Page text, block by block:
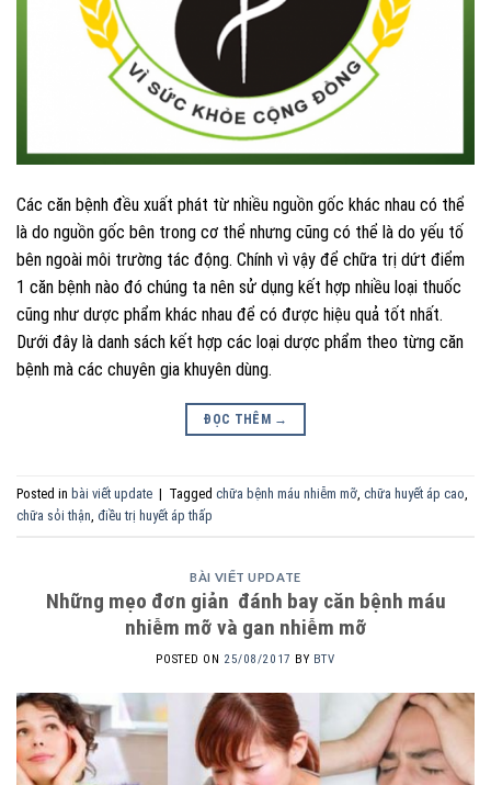
Các căn bệnh đều xuất phát từ nhiều nguồn gốc khác nhau có thể
là do nguồn gốc bên trong cơ thể nhưng cũng có thể là do yếu tố
bên ngoài môi trường tác động. Chính vì vậy để chữa trị dứt điểm
1 căn bệnh nào đó chúng ta nên sử dụng kết hợp nhiều loại thuốc
cũng như dược phẩm khác nhau để có được hiệu quả tốt nhất.
Dưới đây là danh sách kết hợp các loại dược phẩm theo từng căn
bệnh mà các chuyên gia khuyên dùng.
ĐỌC THÊM →
Posted in bài viết update | Tagged chữa bệnh máu nhiễm mỡ chữa huyết áp cao
chữa sỏi thận điều trị huyết áp thấp
BÀI VIẾT UPDATE
Những mẹo đơn giản đánh bay căn bệnh máu
nhiễm mỡ và gan nhiễm mỡ
POSTED ON 25/08/2017 BY BTV